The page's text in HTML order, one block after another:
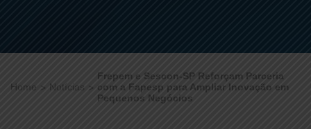
Home Notícias
Frepem e Sescon-SP Reforçam Parceria
com a Fapesp para Ampliar Inovação em
Pequenos Negócios